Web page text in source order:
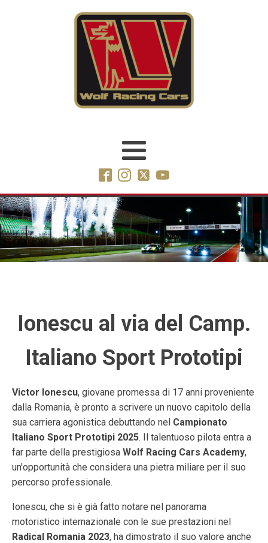
Ionescu al via del Camp.
Italiano Sport Prototipi
Victor Ionescu, giovane promessa di 17 anni proveniente
dalla Romania, è pronto a scrivere un nuovo capitolo della
sua carriera agonistica debuttando nel Campionato
Italiano Sport Prototipi 2025. Il talentuoso pilota entra a
far parte della prestigiosa Wolf Racing Cars Academy,
un'opportunità che considera una pietra miliare per il suo
percorso professionale.
Ionescu, che si è già fatto notare nel panorama
motoristico internazionale con le sue prestazioni nel
Radical Romania 2023, ha dimostrato il suo valore anche